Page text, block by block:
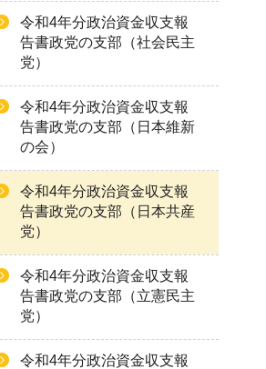
令和4年分政治資金収支報
告書政党の支部（社会民主
党）
令和4年分政治資金収支報
告書政党の支部（日本維新
の会）
令和4年分政治資金収支報
告書政党の支部（日本共産
党）
令和4年分政治資金収支報
告書政党の支部（立憲民主
党）
令和4年分政治資金収支報